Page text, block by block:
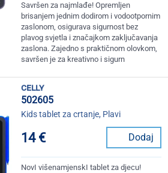
Savršen za najmlađe! Opremljen
brisanjem jednim dodirom i vodootpornim
zaslonom, osigurava sigurnost bez
plavog svjetla i značajkom zaključavanja
zaslona. Zajedno s praktičnom olovkom,
savršen je za kreativno i sigurn
celly
502605
Kids tablet za crtanje, Plavi
14 € Dodaj
NovI višenamjenskI tablet za djecu!